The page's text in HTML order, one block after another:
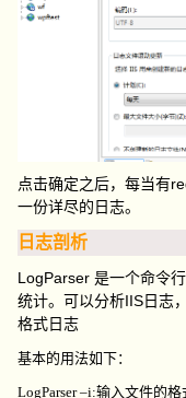
点击确定之后，每当有
一份详尽的日志。
日志剖析
LogParser 是一个命令
统计。可以分析IIS日志
格式日志
基本的用法如下：
LogParser –i:输入文件的